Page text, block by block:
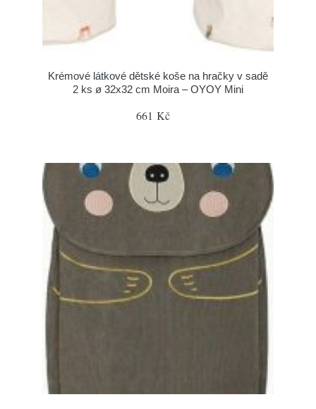
Krémové látkové dětské koše na hračky v sadě
2 ks ø 32x32 cm Moira – OYOY Mini
661 Kč